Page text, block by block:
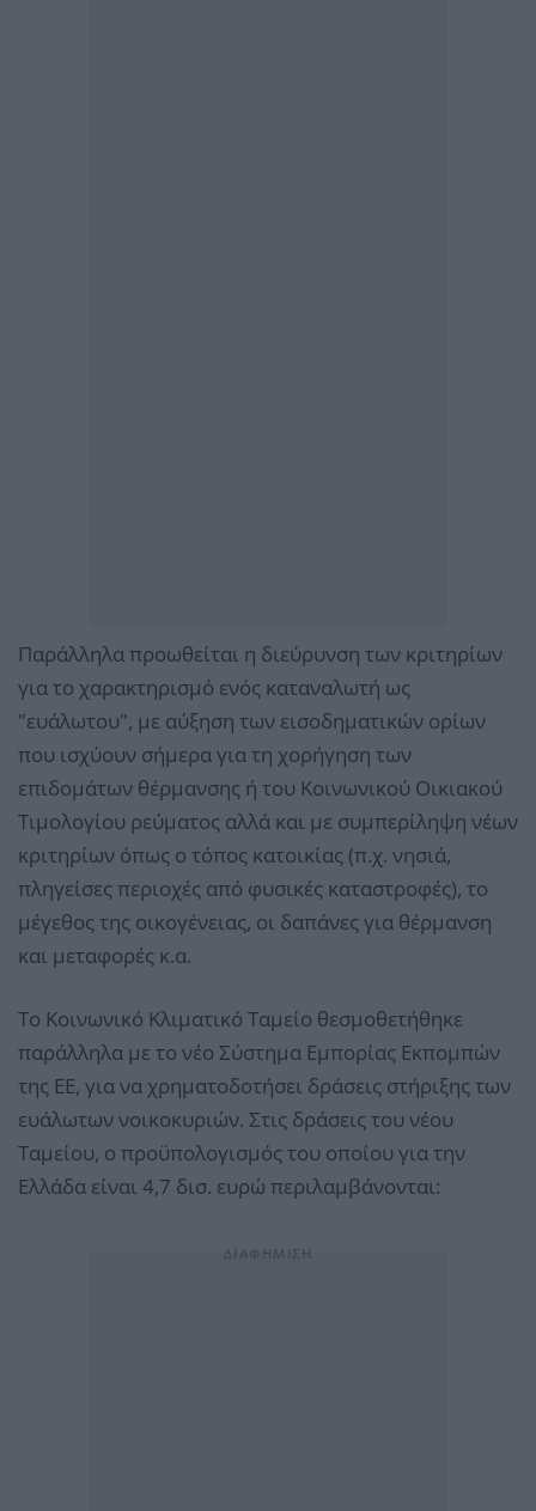
Παράλληλα προωθείται η διεύρυνση των κριτηρίων
για το χαρακτηρισμό ενός καταναλωτή ως
"ευάλωτου", με αύξηση των εισοδηματικών ορίων
που ισχύουν σήμερα για τη χορήγηση των
επιδομάτων θέρμανσης ή του Κοινωνικού Οικιακού
Τιμολογίου ρεύματος αλλά και με συμπερίληψη νέων
κριτηρίων όπως ο τόπος κατοικίας (π.χ. νησιά,
πληγείσες περιοχές από φυσικές καταστροφές), το
μέγεθος της οικογένειας, οι δαπάνες για θέρμανση
και μεταφορές κ.α.
Το Κοινωνικό Κλιματικό Ταμείο θεσμοθετήθηκε
παράλληλα με το νέο Σύστημα Εμπορίας Εκπομπών
της ΕΕ, για να χρηματοδοτήσει δράσεις στήριξης των
ευάλωτων νοικοκυριών. Στις δράσεις του νέου
Ταμείου, ο προϋπολογισμός του οποίου για την
Ελλάδα είναι 4,7 δισ. ευρώ περιλαμβάνονται: